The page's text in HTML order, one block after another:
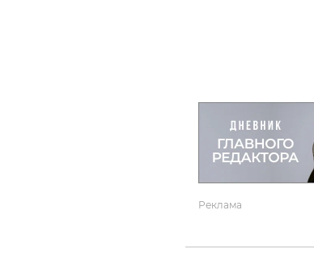
Реклама